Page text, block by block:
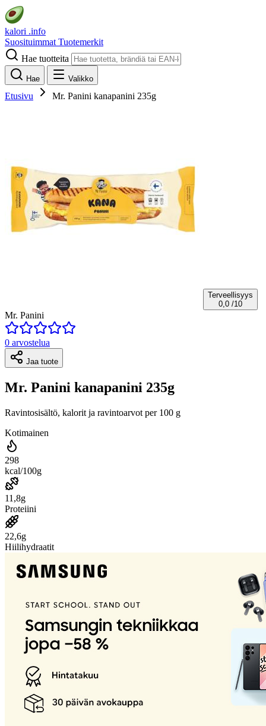
kalori .info
Suosituimmat Tuotemerkit
Hae tuotteita
Hae Valikko
Etusivu Mr. Panini kanapanini 235g
Terveellisyys
0,0 /10
Mr. Panini
0 arvostelua
Jaa tuote
Mr. Panini kanapanini 235g
Ravintosisältö, kalorit ja ravintoarvot per 100 g
Kotimainen
298
kcal/100g
11,8g
Proteiini
22,6g
Hiilihydraatit